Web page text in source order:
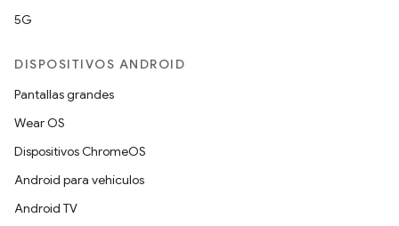
5G
DISPOSITIVOS ANDROID
Pantallas grandes
Wear OS
Dispositivos ChromeOS
Android para vehículos
Android TV